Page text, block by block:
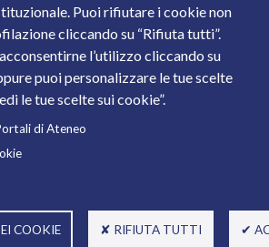
Puoi rifiutare i cookie non
cliccando su “Rifiuta tutti”.
l’utilizzo cliccando su
puoi personalizzare le tue scelte
le tue scelte sui cookie”.
di Ateneo
COOKIE ✘ RIFIUTA TUTTI ✔
15 - 25121 Brescia
PEC:
ammcentr@cert.unibs.it
Codice Fiscale: 98007650173
degli Studi di Brescia